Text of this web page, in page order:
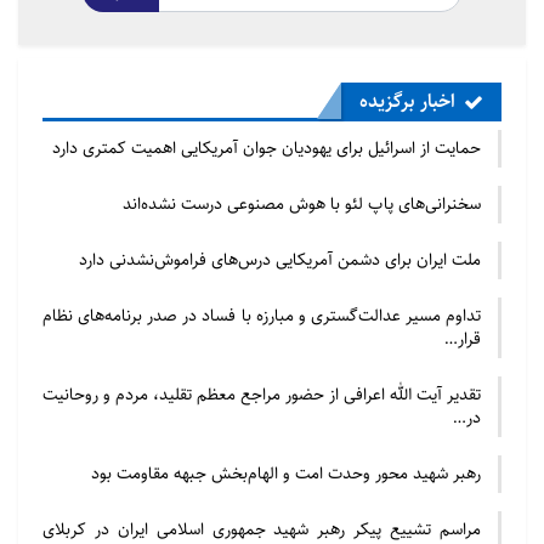
شهر استانبول مشاهده کنید، مسجد سلیمانیه است. این
مسجد توسط معمار مشهور امپراتوری عثمانی (معمار سنان)
در زمان حکومت «سلطان سلیمان یکم» ساخته شده
است. محل قرارگیری این مسجد بر فراز یک تپه بلند است.
مختلف مسجد سلیمانیه می‌توان به موارد زیر اشاره کرد:
مطالب مرتبط
حمایت از اسرائیل برای یهودیان جوان آمریکایی اهمیت
سخنرانی‌های پاپ لئو با هوش مصنوعی درست نشده‌اند
اخبار برگزیده
حمایت از اسرائیل برای یهودیان جوان آمریکایی اهمیت کمتری دارد
سخنرانی‌های پاپ لئو با هوش مصنوعی درست نشده‌اند
ملت ایران برای دشمن آمریکایی درس‌های فراموش‌نشدنی دارد
تداوم مسیر عدالت‌گستری و مبارزه با فساد در صدر برنامه‌های نظام
قرار…
تقدیر آیت الله اعرافی از حضور مراجع معظم تقلید، مردم و روحانیت
در…
رهبر شهید محور وحدت امت و الهام‌بخش جبهه مقاومت بود
مراسم تشییع پیکر رهبر شهید جمهوری اسلامی ایران در کربلای